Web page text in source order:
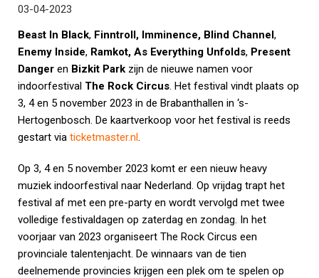
03-04-2023
Beast In Black, Finntroll, Imminence, Blind Channel,
Enemy Inside, Ramkot, As Everything Unfolds, Present
Danger en Bizkit Park zijn de nieuwe namen voor
indoorfestival The Rock Circus. Het festival vindt plaats op
3, 4 en 5 november 2023 in de Brabanthallen in ‘s-
Hertogenbosch. De kaartverkoop voor het festival is reeds
gestart via ticketmaster.nl.
Op 3, 4 en 5 november 2023 komt er een nieuw heavy
muziek indoorfestival naar Nederland. Op vrijdag trapt het
festival af met een pre-party en wordt vervolgd met twee
volledige festivaldagen op zaterdag en zondag. In het
voorjaar van 2023 organiseert The Rock Circus een
provinciale talentenjacht. De winnaars van de tien
deelnemende provincies krijgen een plek om te spelen op